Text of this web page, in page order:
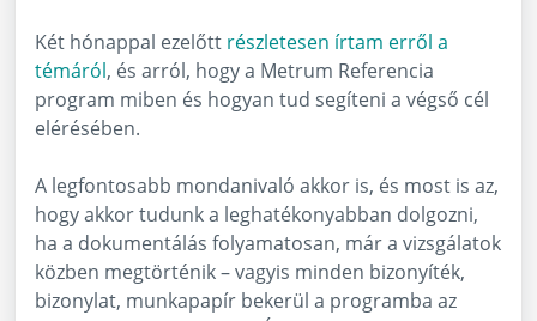
Két hónappal ezelőtt részletesen írtam erről a
témáról, és arról, hogy a Metrum Referencia
program miben és hogyan tud segíteni a végső cél
elérésében.
A legfontosabb mondanivaló akkor is, és most is az,
hogy akkor tudunk a leghatékonyabban dolgozni,
ha a dokumentálás folyamatosan, már a vizsgálatok
közben megtörténik – vagyis minden bizonyíték,
bizonylat, munkapapír bekerül a programba az